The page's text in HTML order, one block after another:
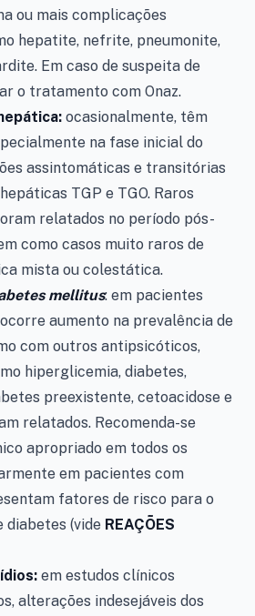
ou mais complicações
hepatite, nefrite, pneumonite,
Em caso de suspeita de
o tratamento com Onaz.
ocasionalmente, têm
na fase inicial do
assintomáticas e transitórias
TGP e TGO. Raros
relatados no período pós-
como casos muito raros de
mista ou colestática.
mellitus: em pacientes
aumento na prevalência de
com outros antipsicóticos,
hiperglicemia, diabetes,
preexistente, cetoacidose e
relatados. Recomenda-se
apropriado em todos os
em pacientes com
fatores de risco para o
diabetes (vide REAÇÕES
em estudos clínicos
alterações indesejáveis dos